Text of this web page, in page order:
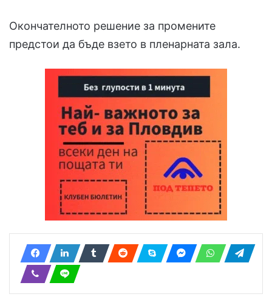
Окончателното решение за промените
предстои да бъде взето в пленарната зала.